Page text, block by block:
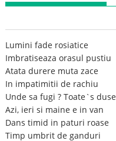
Lumini fade rosiatice
Imbratiseaza orasul pustiu
Atata durere muta zace
In impatimitii de rachiu
Unde sa fugi ? Toate`s duse
Azi, ieri si maine e in van
Dans timid in paturi roase
Timp umbrit de ganduri